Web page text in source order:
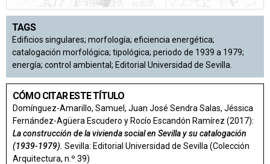
TAGS
Edificios singulares; morfología; eficiencia energética;
catalogación morfológica; tipológica; periodo de 1939 a 1979;
energía; control ambiental; Editorial Universidad de Sevilla.
CÓMO CITAR ESTE TÍTULO
Domínguez-Amarillo, Samuel, Juan José Sendra Salas, Jéssica
Fernández-Agüera Escudero y Rocío Escandón Ramírez (2017):
La construcción de la vivienda social en Sevilla y su catalogación
(1939-1979). Sevilla: Editorial Universidad de Sevilla (Colección
Arquitectura, n.º 39)